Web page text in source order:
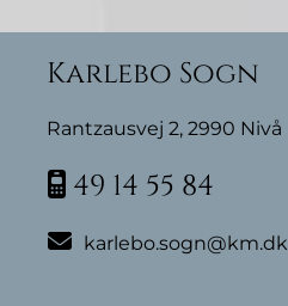
Karlebo Sogn
Rantzausvej 2, 2990 Nivå
 49 14 55 84
 karlebo.sogn@km.dk